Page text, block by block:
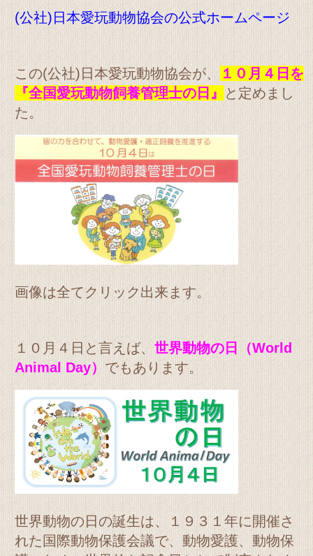
(公社)日本愛玩動物協会の公式ホームページ
この(公社)日本愛玩動物協会が、
１０月４日を
『全国愛玩動物飼養管理士の日』
と定めまし
た。
画像は全てクリック出来ます。
１０月４日と言えば、世界動物の日（World
Animal Day） でもあります。
世界動物の日の誕生は、１９３１年に開催さ
れた国際動物保護会議で、動物愛護、動物保